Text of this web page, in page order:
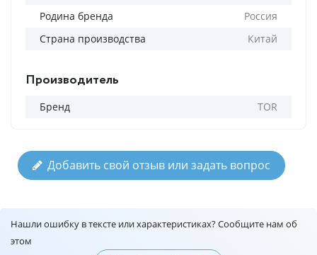
Родина бренда
Россия
Страна производства
Китай
Производитель
Бренд TOR
Добавить свой отзыв или задать вопрос
Нашли ошибку в тексте или характеристиках? Сообщите нам об
этом